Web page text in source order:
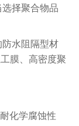
择聚合物品
水阻隔型材
膜、高密度聚
化学腐蚀性